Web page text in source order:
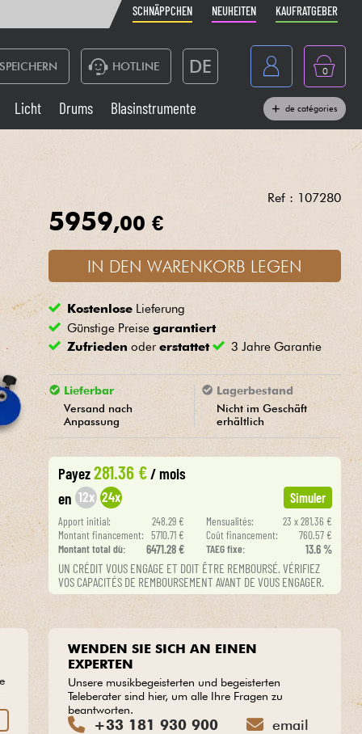
SCHNÄPPCHEN NEUHEITEN KAUFRATGEBER
HOTLINE DE
Belgique
Nederland
0
Live-Sound
Blasinstrumente
Kabel & Zubehöre
Licht Drums Blasinstrumente de catégories
Ref : 107280
5959,00 €
IN DEN WARENKORB LEGEN
Kostenlose Lieferung
Günstige Preisegarantiert
Zufrieden odererstattet 3 Jahre Garantie
Lieferbar
Versand nach
Anpassung
Lagerbestand
Nicht im Geschäft
erhältlich
Payez281.36 €/ mois
en 12x 24x Simuler
Apport initial: 248.29 € Mensualités:
23 x 281.36 €
Montant financement: 5710.71 € Coût financement:
760.57 €
Montant total dù:
6471.28 € TAEG fixe: 13.6 %
UN CRÉDIT VOUS ENGAGE ET DOIT ÊTRE REMBOURSÉ. VÉRIFIEZ
VOS CAPACITÉS DE REMBOURSEMENT AVANT DE VOUS ENGAGER.
WENDEN SIE SICH AN EINEN
EXPERTEN
Unsere musikbegeisterten und begeisterten
Teleberater sind hier, um alle Ihre Fragen zu
beantworten.
+33 181 930 900 email